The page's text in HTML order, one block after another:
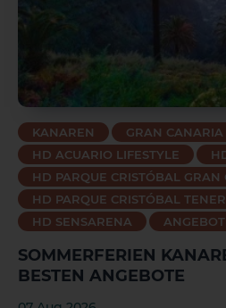
KANAREN
GRAN CANARIA
HD ACUARIO LIFESTYLE
HD PARQUE CRISTÓBAL GRAN
HD PARQUE CRISTÓBAL
HD SENSARENA
SOMMERFERIEN
BESTEN ANGEBOTE